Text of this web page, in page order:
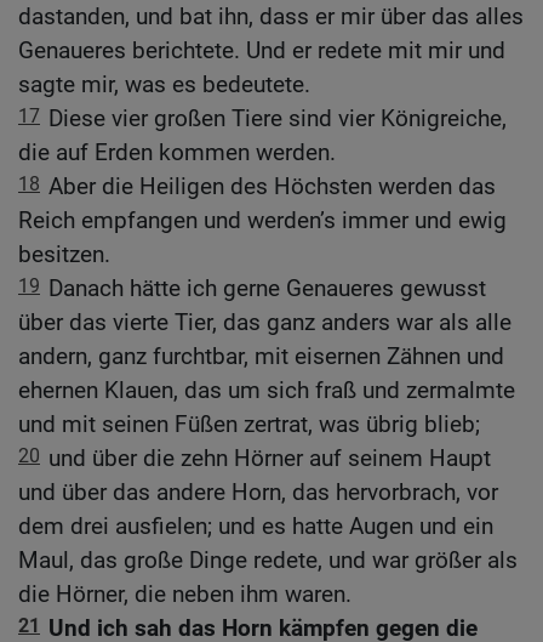
dastanden, und bat ihn, dass er mir über das alles
Genaueres berichtete. Und er redete mit mir und
sagte mir, was es bedeutete.
17 Diese vier großen Tiere sind vier Königreiche,
die auf Erden kommen werden.
18 Aber die Heiligen des Höchsten werden das
Reich empfangen und werden’s immer und ewig
besitzen.
19 Danach hätte ich gerne Genaueres gewusst
über das vierte Tier, das ganz anders war als alle
andern, ganz furchtbar, mit eisernen Zähnen und
ehernen Klauen, das um sich fraß und zermalmte
und mit seinen Füßen zertrat, was übrig blieb;
20 und über die zehn Hörner auf seinem Haupt
und über das andere Horn, das hervorbrach, vor
dem drei ausfielen; und es hatte Augen und ein
Maul, das große Dinge redete, und war größer als
die Hörner, die neben ihm waren.
21 Und ich sah das Horn kämpfen gegen die